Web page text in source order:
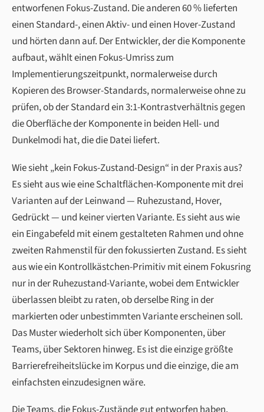
entworfenen Fokus-Zustand. Die anderen 60 % lieferten
einen Standard-, einen Aktiv- und einen Hover-Zustand
und hörten dann auf. Der Entwickler, der die Komponente
aufbaut, wählt einen Fokus-Umriss zum
Implementierungszeitpunkt, normalerweise durch
Kopieren des Browser-Standards, normalerweise ohne zu
prüfen, ob der Standard ein 3:1-Kontrastverhältnis gegen
die Oberfläche der Komponente in beiden Hell- und
Dunkelmodi hat, die die Datei liefert.
Wie sieht „kein Fokus-Zustand-Design“ in der Praxis aus?
Es sieht aus wie eine Schaltflächen-Komponente mit drei
Varianten auf der Leinwand — Ruhezustand, Hover,
Gedrückt — und keiner vierten Variante. Es sieht aus wie
ein Eingabefeld mit einem gestalteten Rahmen und ohne
zweiten Rahmenstil für den fokussierten Zustand. Es sieht
aus wie ein Kontrollkästchen-Primitiv mit einem Fokusring
nur in der Ruhezustand-Variante, wobei dem Entwickler
überlassen bleibt zu raten, ob derselbe Ring in der
markierten oder unbestimmten Variante erscheinen soll.
Das Muster wiederholt sich über Komponenten, über
Teams, über Sektoren hinweg. Es ist die einzige größte
Barrierefreiheitslücke im Korpus und die einzige, die am
einfachsten einzudesignen wäre.